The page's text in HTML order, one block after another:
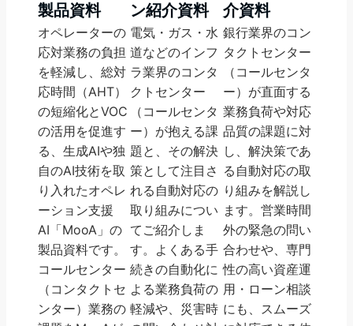
製品資料
オペレーターの
応対業務の負担
を軽減し、総対
応時間（AHT）
の短縮化とVOC
の活用を促進す
る、生成AIや独
自のAI技術を取
り入れたオペレ
ーション支援
AI「MooA」の
製品資料です。
コールセンター
（コンタクトセ
ンター）業務の
ン紹介資料
電気・ガス・水
道などのインフ
ラ業界のコンタ
クトセンター
（コールセンタ
ー）が抱える課
題と、その解決
策として注目さ
れる自動対応の
取り組みについ
てご紹介しま
す。よくある手
続きの自動化に
よる業務負荷の
軽減や、災害時
介資料
銀行業界のコン
タクトセンター
（コールセンタ
ー）が直面する
業務負荷や対応
品質の課題に対
し、解決策であ
る自動対応の取
り組みを解説し
ます。営業時間
外の緊急の問い
合わせや、専門
性の高い資産運
用・ローン相談
にも、スムーズ